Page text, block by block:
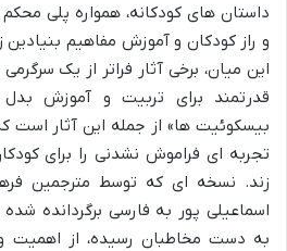
داستان های کودکانه، همواره پلی محکم
و راز کودکان و آموزش مفاهیم بنیادین
این میان، برخی آثار فراتر از یک
قدرتمند برای تربیت و آموزش
بیسکوئیت ها» از جمله این آثار است
تجربه ای فراموش نشدنی را برای
زند. نسخه ای که توسط مترجمین
اسماعیلی پور به فارسی برگردانده
به دست مخاطبان رسیده، از اهمیت